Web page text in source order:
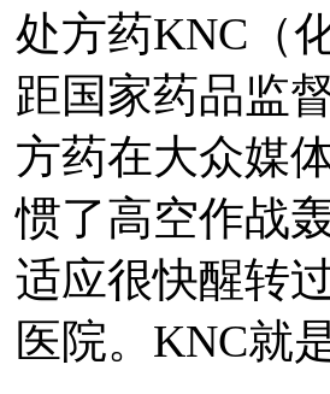
处方药KNC（
距国家药品监
方药在大众媒
惯了高空作战
适应很快醒转
医院。KNC就